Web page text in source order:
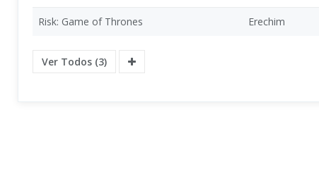
Risk: Game of Thrones Erechim
Ver Todos (3)